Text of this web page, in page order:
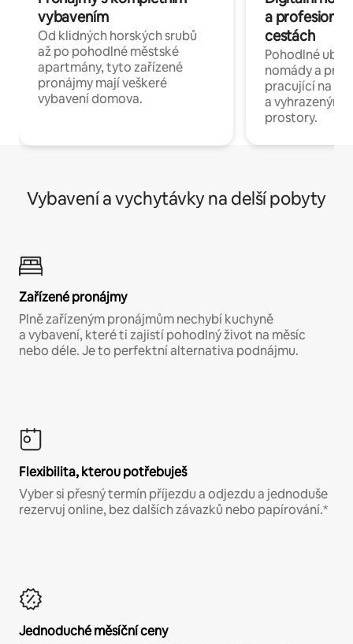
vybavením
Od klidných horských srubů
až po pohodlné městské
apartmány, tyto zařízené
pronájmy mají veškeré
vybavení domova.
a
cestách
Pohodlné
nomády a
pracující na
a vyhrazenými
prostory.
Vybavení a vychytávky na delší pobyty
Zařízené pronájmy
Plně zařízeným pronájmům nechybí kuchyně
a vybavení, které ti zajistí pohodlný život na měsíc
nebo déle. Je to perfektní alternativa podnájmu.
Flexibilita, kterou potřebuješ
Vyber si přesný termín příjezdu a odjezdu a jednoduše
rezervuj online, bez dalších závazků nebo papírování.*
Jednoduché měsíční ceny